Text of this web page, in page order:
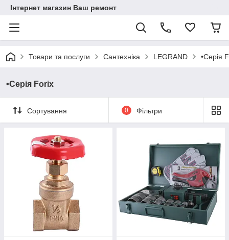
Інтернет магазин Ваш ремонт
Товари та послуги Сантехніка LEGRAND •Серія
•Серія Forix
Сортування 0 Фільтри